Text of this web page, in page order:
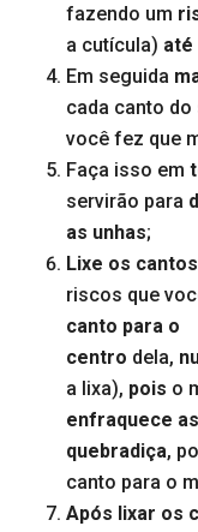
fazendo um
a cutícula) até
Em seguida
cada canto
você fez que
Faça isso em
servirão para
as unhas;
Lixe os cantos
riscos que
canto para o
centro dela,
a lixa), pois o
enfraquece
quebradiça,
canto para o
Após lixar os